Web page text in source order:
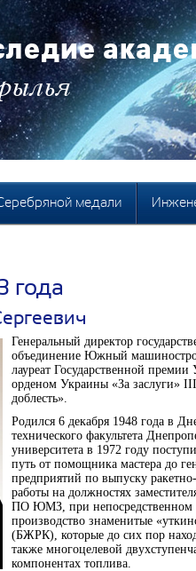
медали
года
Генеральный директор
объединение Южный
лауреат Государственной
орденом Украины «За заслуги»
доблесть».
Родился 6 декабря 1948 года в
технического факультета
университета в 1972 году
путь от помощника мастера до
предприятий по выпуску
работы на должностях
ПО ЮМЗ, при непосредственном
производство знаменитые
(БЖРК), которые до сих пор
также многоцелевой
компонентах топлива.